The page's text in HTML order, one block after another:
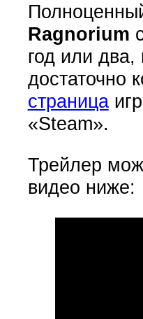
Ragnorium
год или два,
достаточно
страница
«Steam».
Трейлер
видео ниже: